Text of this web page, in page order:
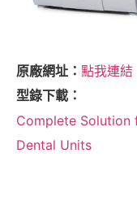
原廠網址： 點我連結
型錄下載：
Complete
Dental Units